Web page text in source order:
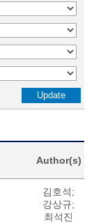
Author(s)
김호석;
강상규;
최석진